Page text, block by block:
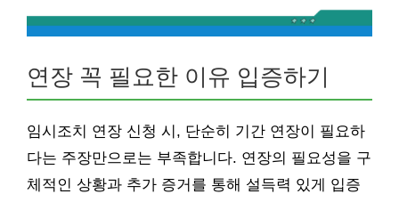
연장 꼭 필요한 이유 입증하기
임시조치 연장 신청 시, 단순히 기간 연장이 필요하
다는 주장만으로는 부족합니다. 연장의 필요성을 구
체적인 상황과 추가 증거를 통해 설득력 있게 입증